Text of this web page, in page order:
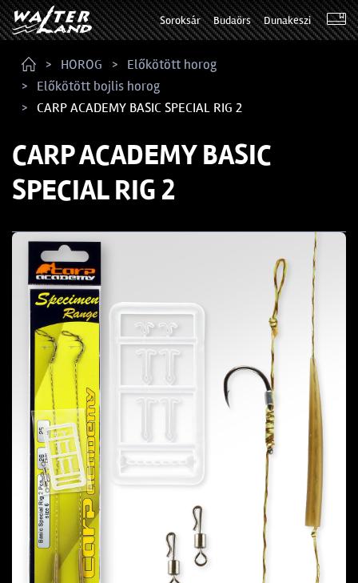
Soroksár Budaörs Dunakeszi
HOROG
Előkötött horog
Előkötött bojlis horog
CARP ACADEMY BASIC SPECIAL RIG 2
CARP ACADEMY BASIC
SPECIAL RIG 2